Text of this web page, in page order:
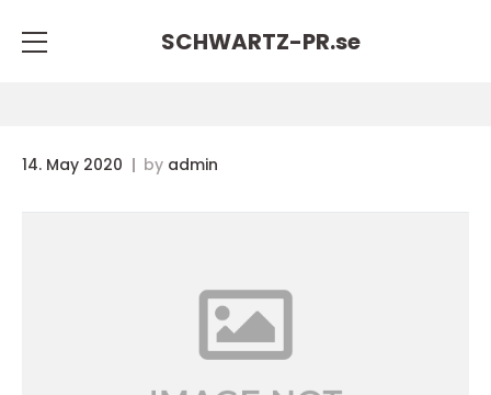
SCHWARTZ-PR.se
14. May 2020 by admin